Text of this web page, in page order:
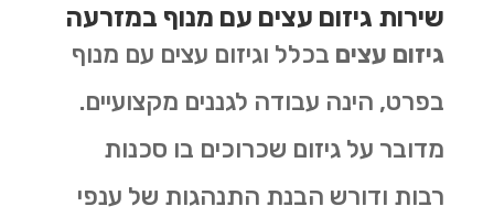
שירות גיזום עצים עם מנוף במזרעה
גיזום עצים בכלל וגיזום עצים עם מנוף
בפרט, הינה עבודה לגננים מקצועיים.
מדובר על גיזום שכרוכים בו סכנות
רבות ודורש הבנת התנהגות של ענפי